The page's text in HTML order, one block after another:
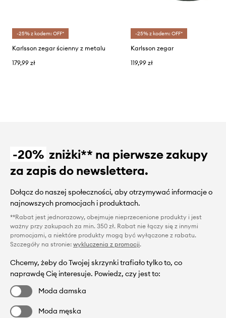
-25% z kodem: OFF*
Karlsson zegar ścienny z metalu
179,99 zł
-25% z kodem: OFF*
Karlsson zegar
119,99 zł
-20% zniżki** na pierwsze zakupy
za zapis do newslettera.
Dołącz do naszej społeczności, aby otrzymywać informacje o
najnowszych promocjach i produktach.
**Rabat jest jednorazowy, obejmuje nieprzecenione produkty i jest
ważny przy zakupach za min. 350 zł. Rabat nie łączy się z innymi
promocjami, a niektóre produkty mogą być wyłączone z rabatu.
Szczegóły na stronie: wykluczenia z promocji.
Chcemy, żeby do Twojej skrzynki trafiało tylko to, co
naprawdę Cię interesuje. Powiedz, czy jest to:
Moda damska
Moda męska